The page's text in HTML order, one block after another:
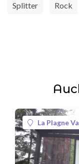
Splitter Rock
La Plagne